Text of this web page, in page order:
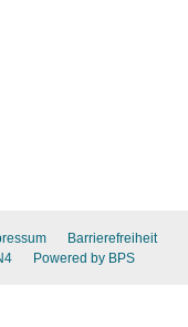
Barrierefreiheit
Powered by BPS